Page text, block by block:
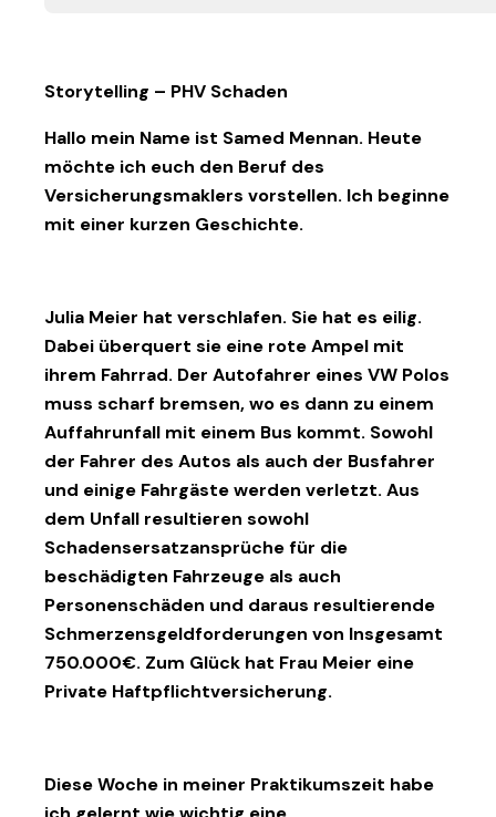
Storytelling – PHV Schaden
Hallo mein Name ist Samed Mennan. Heute
möchte ich euch den Beruf des
Versicherungsmaklers vorstellen. Ich beginne
mit einer kurzen Geschichte.
Julia Meier hat verschlafen. Sie hat es eilig.
Dabei überquert sie eine rote Ampel mit
ihrem Fahrrad. Der Autofahrer eines VW Polos
muss scharf bremsen, wo es dann zu einem
Auffahrunfall mit einem Bus kommt. Sowohl
der Fahrer des Autos als auch der Busfahrer
und einige Fahrgäste werden verletzt. Aus
dem Unfall resultieren sowohl
Schadensersatzansprüche für die
beschädigten Fahrzeuge als auch
Personenschäden und daraus resultierende
Schmerzensgeldforderungen von Insgesamt
750.000€. Zum Glück hat Frau Meier eine
Private Haftpflichtversicherung.
Diese Woche in meiner Praktikumszeit habe